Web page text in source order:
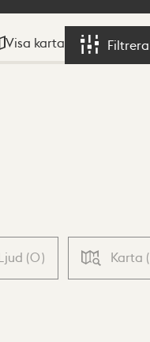
Visa karta Filtrera
(0) Karta (